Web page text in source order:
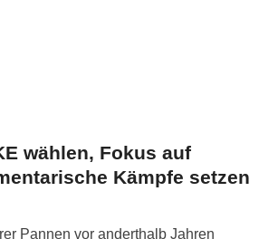
wählen, Fokus auf
Kämpfe setzen
Pannen vor anderthalb Jahren